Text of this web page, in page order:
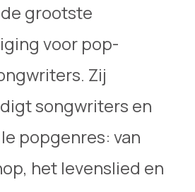
grootste
voor pop-
Zij
songwriters en
popgenres: van
het levenslied en